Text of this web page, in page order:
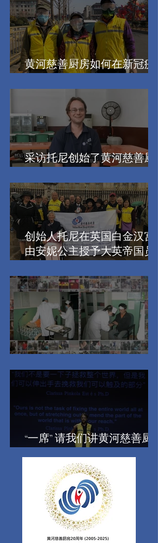
黄河慈善厨房如何在新冠疫
采访托尼创始了黄河慈善厨
创始人托尼在英国白金汉宫
由安妮公主授予大英帝国员
“一席” 请我们讲黄河慈善厨